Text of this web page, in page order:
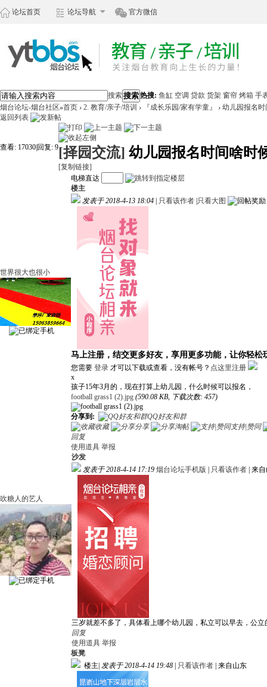
论坛首页 论坛导航 官方微信
搜索搜索热搜: 鱼缸 空调 贷款 货架 窗帘 烤箱 手
烟台论坛-烟台社区»首页 › 2. 教育/亲子/培训 › 『成长乐园/家有学童』 › 幼儿园报名
返回列表
查看: 17030 回复: 9[择园交流] 幼儿园报名时间啥时
[复制链接]
世界很大也很小
电梯直达
楼主
发表于 2018-4-13 18:04
只看该作者 只看大图
马上注册，结交更多好友，享用更多功能，让你轻松
您需要 登录 才可以下载或查看，没有帐号？ 点这里注册
x
孩子15年3月的，现在打算上幼儿园，什么时候可以报名，
football grass1 (2).jpg (590.08 KB, 下载次数: 457)
分享到:
QQ好友和群
收藏
分享 淘帖
支持|赞同
回复
使用道具 举报
吹糖人的艺人
沙发
发表于 2018-4-14 17:19 烟台论坛手机版 只看该作者 来
三岁就差不多了，具体看上哪个幼儿园，私立可以早去，公立
回复
使用道具 举报
板凳
楼主 发表于 2018-4-14 19:48 只看该作者 来自山东